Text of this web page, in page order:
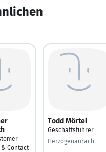
Contact
Todd Mörtel
Geschäftsführer
Herzogenaurach